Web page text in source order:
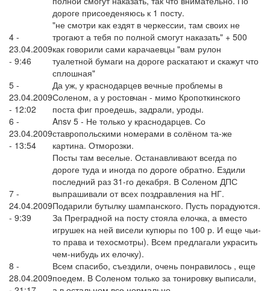
дороге присоеденяюсь к 1 посту.
4 -
23.04.2009
- 9:46
"не смотри как ездят в черкессии, там своих не
трогают а тебя по полной смогут наказать" + 500
как говорили сами карачаевцы "вам рулон
туалетной бумаги на дороге раскатают и скажут что
сплошная"
5 -
23.04.2009
- 12:02
Да уж, у краснодарцев вечные проблемы в
Соленом, а у ростовчан - мимо Кропоткинского
поста фиг проедешь, задрали, уроды.
6 -
23.04.2009
- 13:54
Ansv 5 - Не только у краснодарцев. Со
ставропольскими номерами в солёном та-же
картина. Отморозки.
7 -
24.04.2009
- 9:39
Посты там веселые. Останавливают всегда по
дороге туда и иногда по дороге обратно. Ездили
последний раз 31-го декабря. В Соленом ДПС
выпрашивали от всех поздравления на НГ.
Подарили бутылку шампанского. Пусть порадуются.
За Преградной на посту стояла елочка, а вместо
игрушек на ней висели купюры по 100 р. И еще чьи-
то права и техосмотры). Всем предлагали украсить
чем-нибудь их елочку).
8 -
28.04.2009
Всем спасибо, съездили, очень понравилось , еще
поедем. В Соленом только за тонировку выписали,